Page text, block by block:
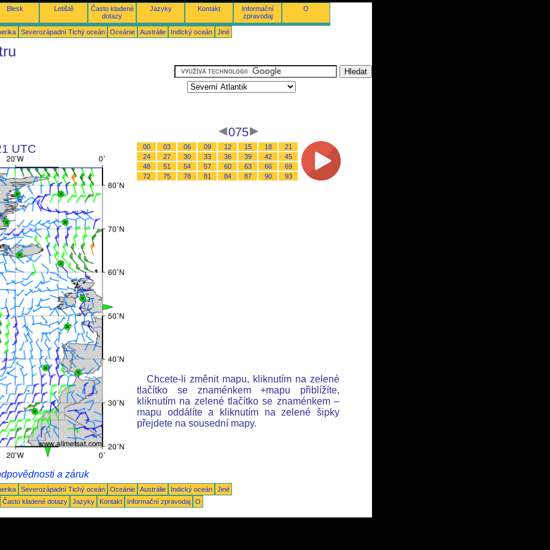
Blesk Letiště
Často kladené
dotazy
Jazyky Kontakt
Informační
zpravodaj
O
Severozápadní Tichý oceán Oceánie Austrálie Indický oceán Jiné
UTC
075
00 03 06 09 12 15 18
21
24
27 30 33 36 39 42
45
48
51 54 57 60 63 66
69
72
75 78 81 84 87 90 93
Chcete-li změnit mapu, kliknutím na zelené
tlačítko se znaménkem +mapu přiblížíte,
kliknutím na zelené tlačítko se znaménkem –
mapu oddálíte a kliknutím na zelené šipky
přejdete na sousední mapy.
a záruk
Severozápadní Tichý oceán Oceánie Austrálie Indický oceán
Jiné
Často kladené dotazy
Jazyky Kontakt Informační zpravodaj O